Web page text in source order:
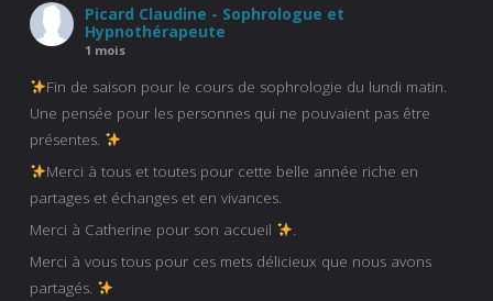
Picard Claudine - Sophrologue et
Hypnothérapeute
1 mois
Fin de saison pour le cours de sophrologie du lundi matin.
Une pensée pour les personnes qui ne pouvaient pas être
présentes.
Merci à tous et toutes pour cette belle année riche en
partages et échanges et en vivances.
Merci à Catherine pour son accueil
.
Merci à vous tous pour ces mets délicieux que nous avons
partagés.